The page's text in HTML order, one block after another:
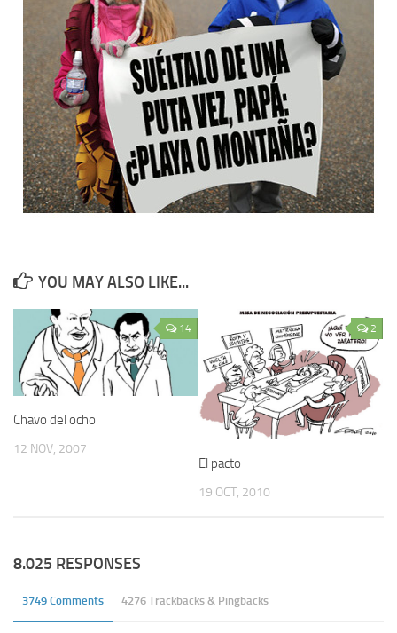
YOU MAY ALSO LIKE...
14
Chavo del ocho
12 NOV, 2007
2
El pacto
19 OCT, 2010
8.025 RESPONSES
3749 Comments 4276 Trackbacks & Pingbacks